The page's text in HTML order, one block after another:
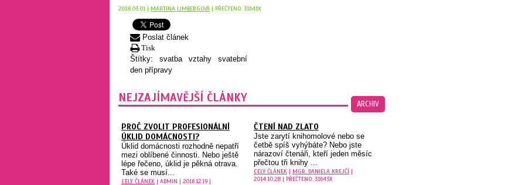
2018.03.01 | MARTINA LIMBERGOVÁ | PŘEČTENO: 31641X
Poslat článek
Tisk
Štítky: svatba vztahy svatební
den přípravy
ARCHIV
NEJZAJÍMAVĚJŠÍ ČLÁNKY
PROČ ZVOLIT PROFESIONÁLNÍ
ÚKLID DOMÁCNOSTI?
Úklid domácnosti rozhodně nepatří
mezi oblíbené činnosti. Nebo ještě
lépe řečeno, úklid je pěkná otrava.
Také se musí...
CELÝ ČLÁNEK | ADMIN | 2016.12.19 |
ČTENÍ NAD ZLATO
Jste zarytí knihomolové nebo se
četbě spíš vyhýbáte? Nebo jste
nárazoví čtenáři, kteří jeden měsíc
přečtou tři knihy ...
CELÝ ČLÁNEK| MGR. DANIELA KREJČÍ |
2014.10.28 | PŘEČTENO: 31643X